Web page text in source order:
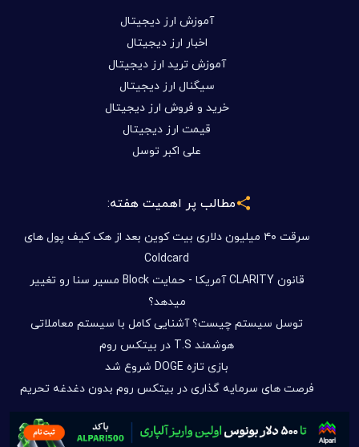
آموزش ارز دیجیتال
اخبار ارز دیجیتال
آموزش ترید ارز دیجیتال
سیگنال ارز دیجیتال
خرید و فروش ارز دیجیتال
قیمت ارز دیجیتال
علی اکبر توسل
مطالب پر اهمیت هفته:
سرقت ۴۰ میلیون دلاری بیت کوین بعد از هک کیف پول های
Coldcard
قانون CLARITY آمریکا - حمایت Block مسیر سنا رو تغییر
میدهد؟
توسل سیستم چیست؟ آشنایی کامل با سیستم معاملاتی
هوشمند T.S در بیتکس روم
بازی تازه DOGE شروع شد
فرصت های سرمایه گذاری در بیتکس روم بدون دغدغه تحریم